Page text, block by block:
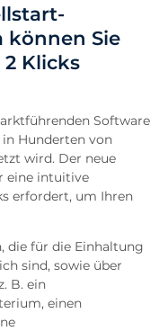
können Sie
Klicks
Software
Hunderten von
wird. Der neue
eine intuitive
erfordert, um Ihren
die für die Einhaltung
sind, sowie über
B. ein
einen